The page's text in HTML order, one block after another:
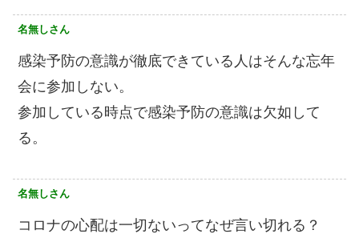
名無しさん
感染予防の意識が徹底できている人はそんな忘年
会に参加しない。
参加している時点で感染予防の意識は欠如して
る。
名無しさん
コロナの心配は一切ないってなぜ言い切れる？